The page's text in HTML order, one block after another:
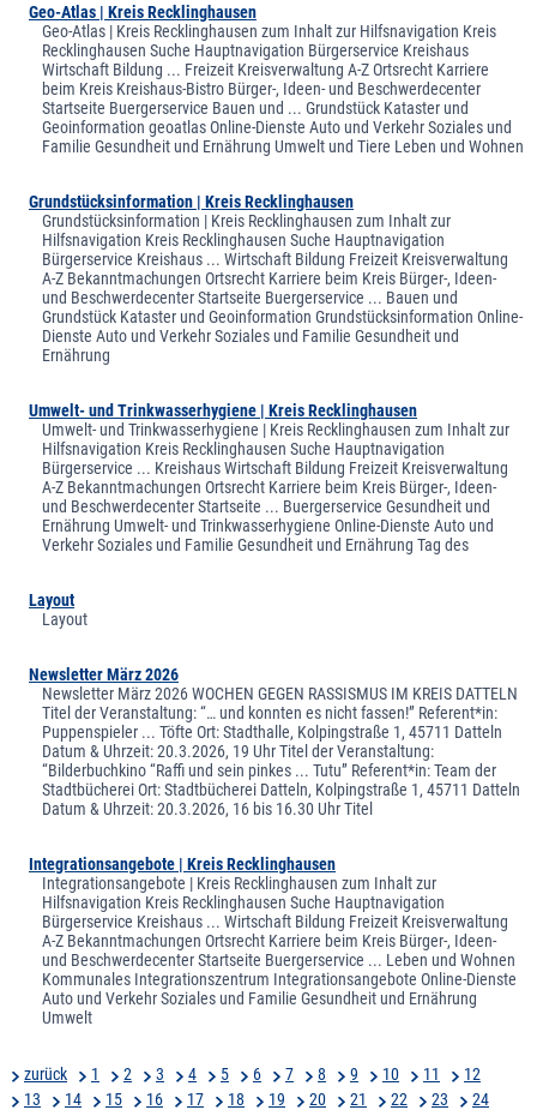
Geo-Atlas | Kreis Recklinghausen
Geo-Atlas | Kreis Recklinghausen zum Inhalt zur Hilfsnavigation Kreis
Recklinghausen Suche Hauptnavigation Bürgerservice Kreishaus
Wirtschaft Bildung ... Freizeit Kreisverwaltung A-Z Ortsrecht Karriere
beim Kreis Kreishaus-Bistro Bürger-, Ideen- und Beschwerdecenter
Startseite Buergerservice Bauen und ... Grundstück Kataster und
Geoinformation geoatlas Online-Dienste Auto und Verkehr Soziales und
Familie Gesundheit und Ernährung Umwelt und Tiere Leben und Wohnen
Grundstücksinformation | Kreis Recklinghausen
Grundstücksinformation | Kreis Recklinghausen zum Inhalt zur
Hilfsnavigation Kreis Recklinghausen Suche Hauptnavigation
Bürgerservice Kreishaus ... Wirtschaft Bildung Freizeit Kreisverwaltung
A-Z Bekanntmachungen Ortsrecht Karriere beim Kreis Bürger-, Ideen-
und Beschwerdecenter Startseite Buergerservice ... Bauen und
Grundstück Kataster und Geoinformation Grundstücksinformation Online-
Dienste Auto und Verkehr Soziales und Familie Gesundheit und
Ernährung
Umwelt- und Trinkwasserhygiene | Kreis Recklinghausen
Umwelt- und Trinkwasserhygiene | Kreis Recklinghausen zum Inhalt zur
Hilfsnavigation Kreis Recklinghausen Suche Hauptnavigation
Bürgerservice ... Kreishaus Wirtschaft Bildung Freizeit Kreisverwaltung
A-Z Bekanntmachungen Ortsrecht Karriere beim Kreis Bürger-, Ideen-
und Beschwerdecenter Startseite ... Buergerservice Gesundheit und
Ernährung Umwelt- und Trinkwasserhygiene Online-Dienste Auto und
Verkehr Soziales und Familie Gesundheit und Ernährung Tag des
Layout
Layout
Newsletter März 2026
Newsletter März 2026 WOCHEN GEGEN RASSISMUS IM KREIS DATTELN
Titel der Veranstaltung: “… und konnten es nicht fassen!” Referent*in:
Puppenspieler ... Töfte Ort: Stadthalle, Kolpingstraße 1, 45711 Datteln
Datum & Uhrzeit: 20.3.2026, 19 Uhr Titel der Veranstaltung:
“Bilderbuchkino “Raffi und sein pinkes ... Tutu” Referent*in: Team der
Stadtbücherei Ort: Stadtbücherei Datteln, Kolpingstraße 1, 45711 Datteln
Datum & Uhrzeit: 20.3.2026, 16 bis 16.30 Uhr Titel
Integrationsangebote | Kreis Recklinghausen
Integrationsangebote | Kreis Recklinghausen zum Inhalt zur
Hilfsnavigation Kreis Recklinghausen Suche Hauptnavigation
Bürgerservice Kreishaus ... Wirtschaft Bildung Freizeit Kreisverwaltung
A-Z Bekanntmachungen Ortsrecht Karriere beim Kreis Bürger-, Ideen-
und Beschwerdecenter Startseite Buergerservice ... Leben und Wohnen
Kommunales Integrationszentrum Integrationsangebote Online-Dienste
Auto und Verkehr Soziales und Familie Gesundheit und Ernährung
Umwelt
zurück 1 2 3 4 5 6 7 8 9 10 11
12
13
14 15 16 17 18 19 20 21 22 23
24